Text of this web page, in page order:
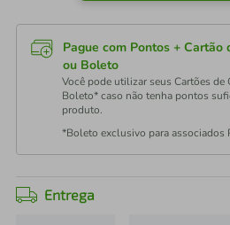
Pague com Pontos + Cartão
ou Boleto
Você pode utilizar seus Cartões de
Boleto* caso não tenha pontos
produto.
*Boleto exclusivo para associados
Entrega